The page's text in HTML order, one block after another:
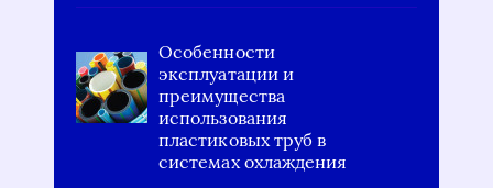
Особенности
эксплуатации и
преимущества
использования
пластиковых труб в
системах охлаждения